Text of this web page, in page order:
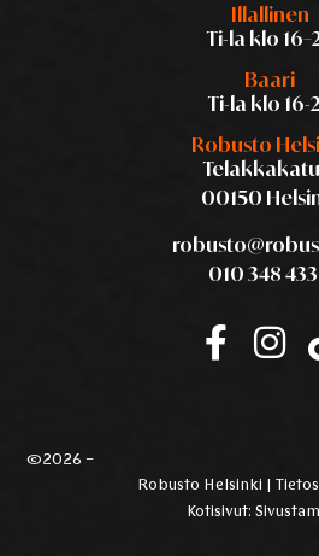
Robusto
Telakkakatu
00150
010 348
Illallinen
Ti-la klo
Baari
Ti-la klo 16-
©2026 –
Robusto Helsinki |
Kotisivut: